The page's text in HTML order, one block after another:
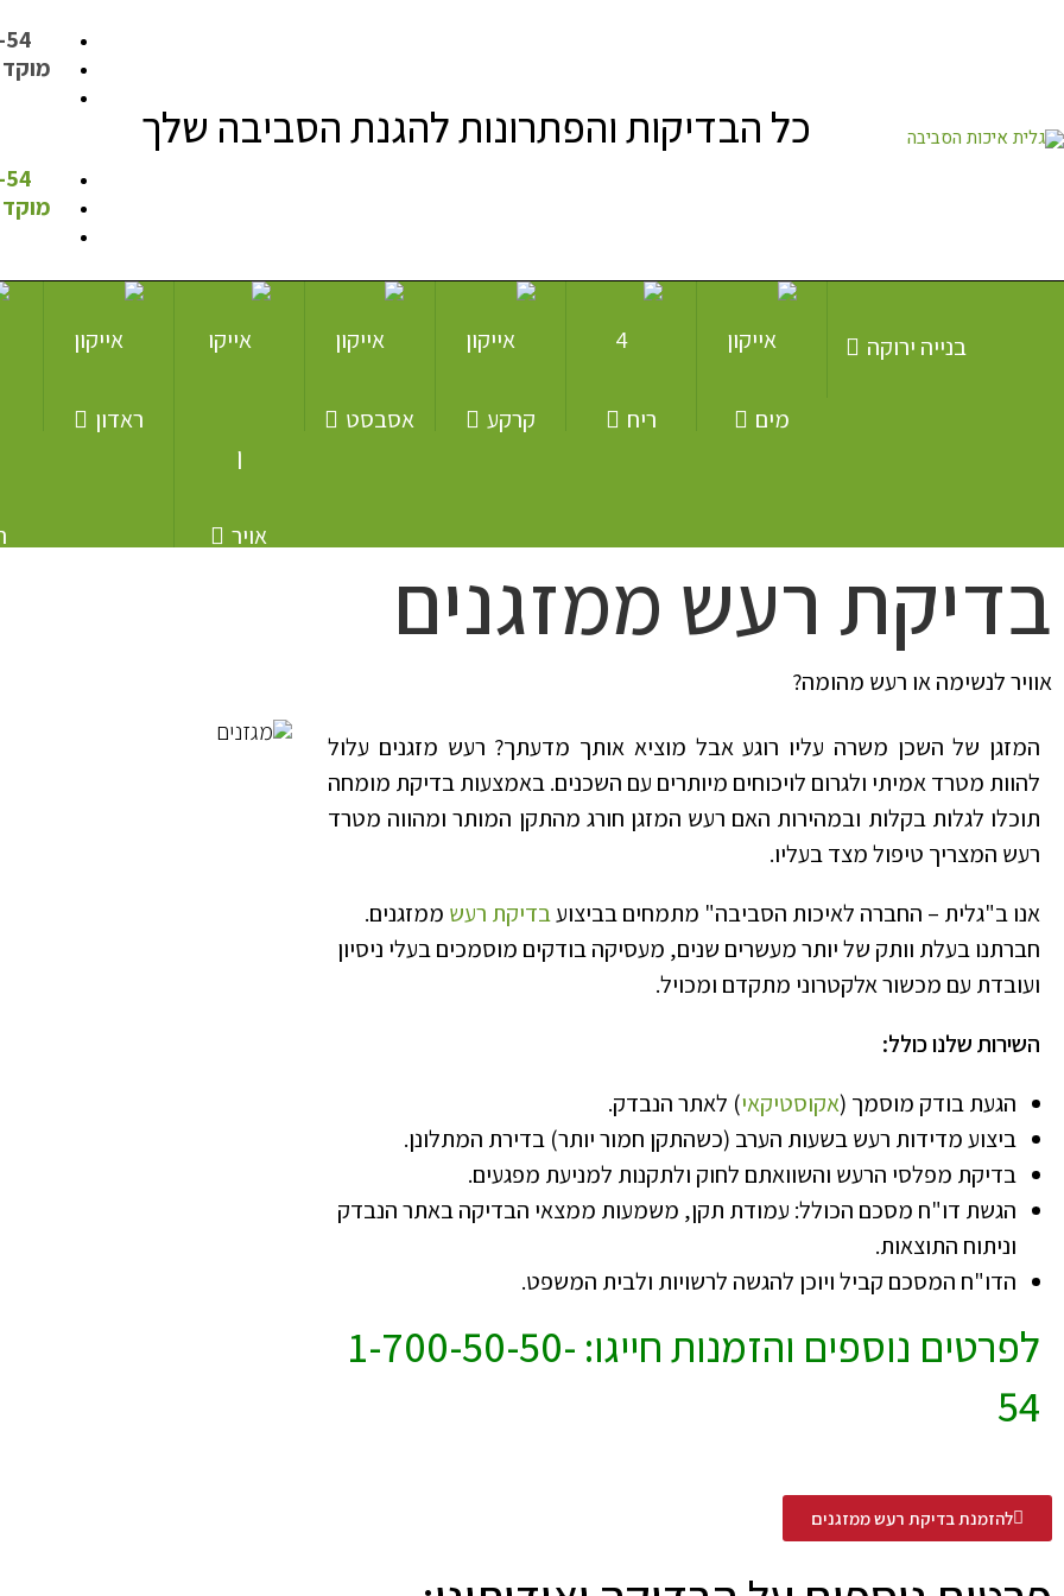
כל הבדיקות והפתרונות להגנת הסביבה שלך
מוקד
מוקד
בנייה ירוקה
מים ריח קרקע אסבסט
אויר
ראדון
בדיקת רעש ממזגנים
אוויר לנשימה או רעש מהומה?
המזגן של השכן משרה עליו רוגע אבל מוציא אותך מדעתך? רעש מזגנים עלול
להוות מטרד אמיתי ולגרום לויכוחים מיותרים עם השכנים. באמצעות בדיקת מומחה
תוכלו לגלות בקלות ובמהירות האם רעש המזגן חורג מהתקן המותר ומהווה מטרד
רעש המצריך טיפול מצד בעליו.
אנו ב"גלית – החברה לאיכות הסביבה" מתמחים בביצועבדיקת רעש ממזגנים.
חברתנו בעלת וותק של יותר מעשרים שנים, מעסיקה בודקים מוסמכים בעלי ניסיון
ועובדת עם מכשור אלקטרוני מתקדם ומכויל.
השירות שלנו כולל:
הגעת בודק מוסמך (אקוסטיקאי) לאתר הנבדק.
ביצוע מדידות רעש בשעות הערב (כשהתקן חמור יותר) בדירת המתלונן.
בדיקת מפלסי הרעש והשוואתם לחוק ולתקנות למניעת מפגעים.
הגשת דו"ח מסכם הכולל: עמודת תקן, משמעות ממצאי הבדיקה באתר הנבדק
וניתוח התוצאות.
הדו"ח המסכם קביל ויוכן להגשה לרשויות ולבית המשפט.
לפרטים נוספים והזמנות חייגו: 1-700-50-50-
54
להזמנת בדיקת רעש ממזגנים